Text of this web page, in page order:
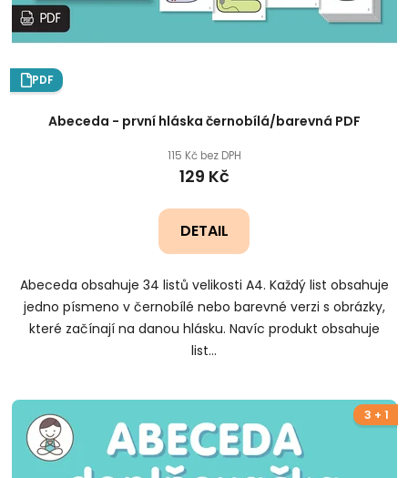
ů
PDF
Abeceda - první hláska černobílá/barevná PDF
115 Kč bez DPH
129 Kč
DETAIL
Abeceda obsahuje 34 listů velikosti A4. Každý list obsahuje
jedno písmeno v černobílé nebo barevné verzi s obrázky,
které začínají na danou hlásku. Navíc produkt obsahuje
list...
3 + 1